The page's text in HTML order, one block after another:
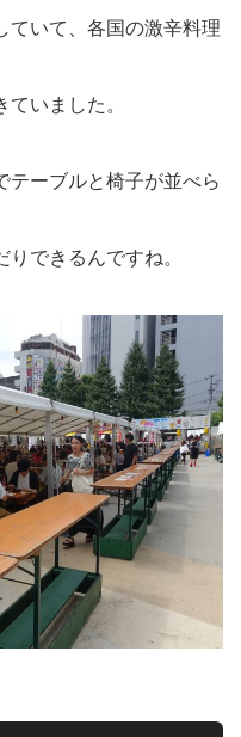
ていて、各国の激辛料理
いました。
テーブルと椅子が並べら
できるんですね。